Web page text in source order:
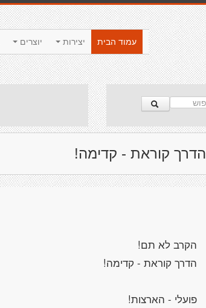
יוצרים יצירות
עמוד הבית
הדרך קוראת - קדימה!